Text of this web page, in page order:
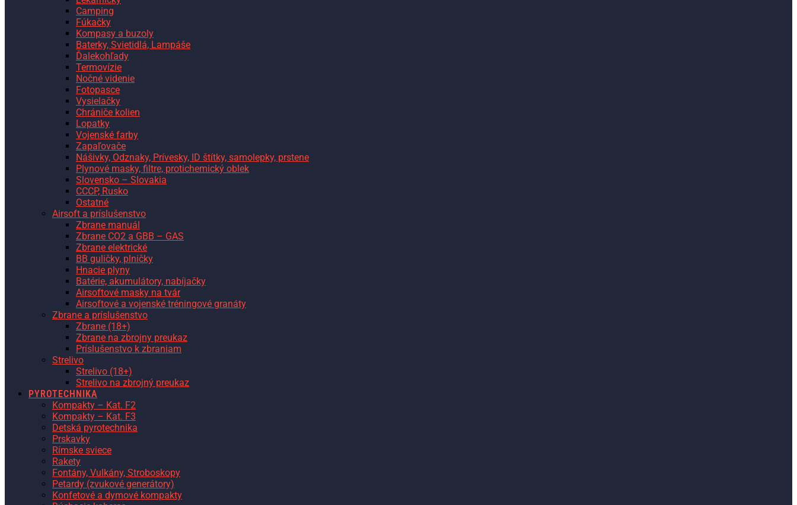
Camping
Fúkačky
Kompasy a buzoly
Baterky, Svietidlá, Lampáše
Ďalekohľady
Termovízie
Nočné videnie
Fotopasce
Vysielačky
Chrániče kolien
Lopatky
Vojenské farby
Zapaľovače
Nášivky, Odznaky, Prívesky, ID štítky, samolepky, prstene
Plynové masky, filtre, protichemický oblek
Slovensko – Slovakia
CCCP, Rusko
Ostatné
Airsoft a príslušenstvo
Zbrane manuál
Zbrane CO2 a GBB – GAS
Zbrane elektrické
BB guličky, plničky
Hnacie plyny
Batérie, akumulátory, nabíjačky
Airsoftové masky na tvár
Airsoftové a vojenské tréningové granáty
Zbrane a príslušenstvo
Zbrane (18+)
Zbrane na zbrojny preukaz
Príslušenstvo k zbraniam
Strelivo
Strelivo (18+)
Strelivo na zbrojný preukaz
PYROTECHNIKA
Kompakty – Kat. F2
Kompakty – Kat. F3
Detská pyrotechnika
Prskavky
Rímske sviece
Rakety
Fontány, Vulkány, Stroboskopy
Petardy (zvukové generátory)
Konfetové a dymové kompakty